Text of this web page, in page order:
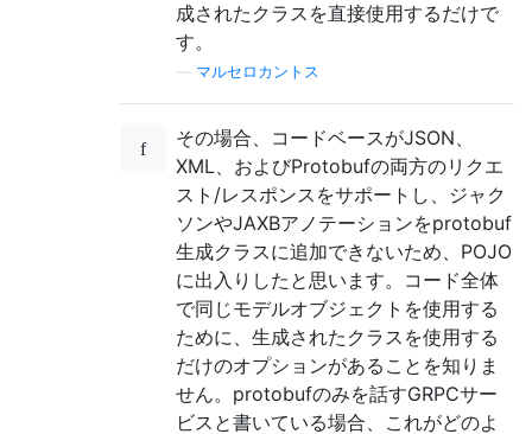
成されたクラスを直接使用するだけで
す。
マルセロカントス
その場合、コードベースがJSON、
XML、およびProtobufの両方のリクエ
スト/レスポンスをサポートし、ジャク
ソンやJAXBアノテーションをprotobuf
生成クラスに追加できないため、POJO
に出入りしたと思います。コード全体
で同じモデルオブジェクトを使用する
ために、生成されたクラスを使用する
だけのオプションがあることを知りま
せん。protobufのみを話すGRPCサー
ビスと書いている場合、これがどのよ